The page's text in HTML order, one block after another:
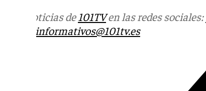
Más noticias de101TVen las redes sociales:
informativos@101tv.es